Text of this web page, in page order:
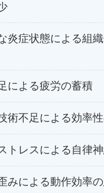
炎症状態による組
による疲労の蓄積
術不足による効率
トレスによる自律
みによる動作効率